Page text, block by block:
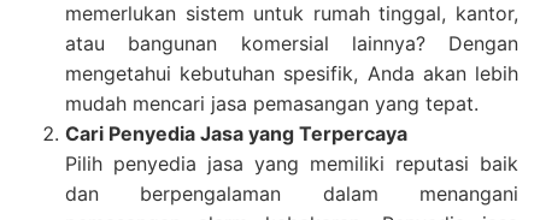
memerlukan sistem untuk rumah tinggal, kantor,
atau bangunan komersial lainnya? Dengan
mengetahui kebutuhan spesifik, Anda akan lebih
mudah mencari jasa pemasangan yang tepat.
Cari Penyedia Jasa yang Terpercaya
Pilih penyedia jasa yang memiliki reputasi baik
dan berpengalaman dalam menangani